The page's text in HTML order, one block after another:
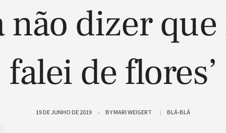
não dizer
falei de flores’
19 DE JUNHO DE 2019 BYMARI WEIGERT BLÁ-BLÁ